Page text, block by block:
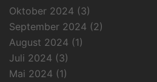
Oktober 2024 (3)
September 2024 (2)
August 2024 (1)
Juli 2024 (3)
Mai 2024 (1)